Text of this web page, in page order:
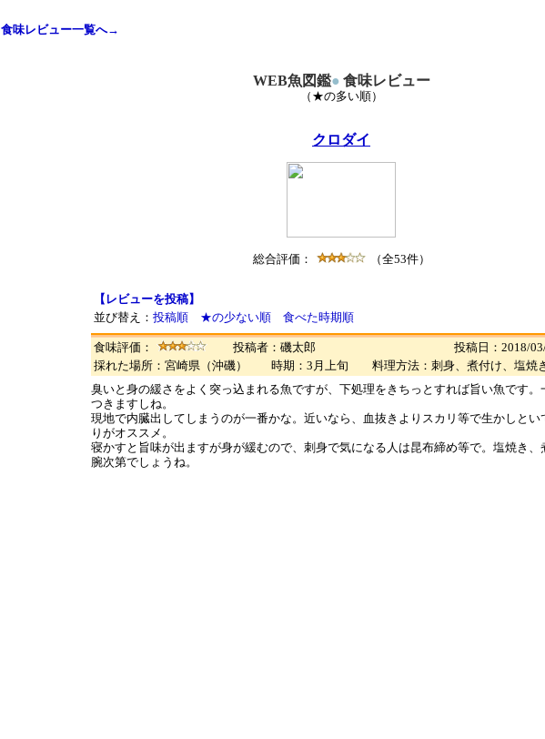
食味レビュー一覧へ→
WEB魚図鑑● 食味レビュー
（★の多い順）
クロダイ
総合評価： （全53件）
【レビューを投稿】
並び替え： 投稿順 ★の少ない順 食べた時期順
食味評価： 投稿者：磯太郎
投稿日：2018/
採れた場所：宮崎県（沖磯） 時期：3月上旬 料理方法：刺身、煮付け、塩焼
臭いと身の緩さをよく突っ込まれる魚ですが、下処理をきちっとすれば旨い魚です。
つきますしね。
現地で内臓出してしまうのが一番かな。近いなら、血抜きよりスカリ等で生かしとい
りがオススメ。
寝かすと旨味が出ますが身が緩むので、刺身で気になる人は昆布締め等で。塩焼き、
腕次第でしょうね。